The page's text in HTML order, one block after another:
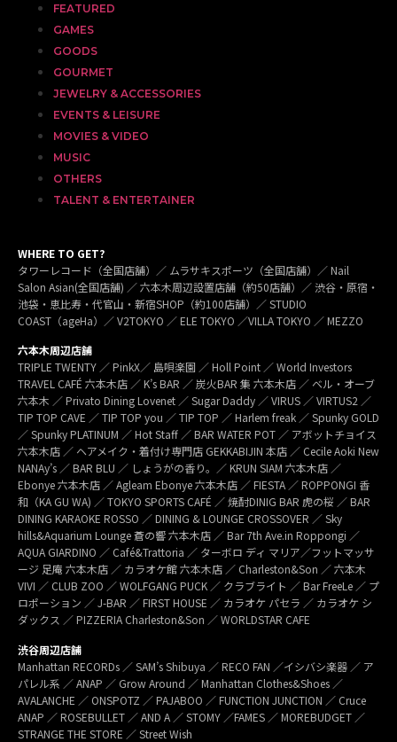
FEATURED
GAMES
GOODS
GOURMET
JEWELRY & ACCESSORIES
EVENTS & LEISURE
MOVIES & VIDEO
MUSIC
OTHERS
TALENT & ENTERTAINER
WHERE TO GET?
タワーレコード（全国店舗）／ ムラサキスポーツ（全国店舗）／ Nail
Salon Asian(全国店舗) ／ 六本木周辺設置店舗（約50店舗）／ 渋谷・原宿・
池袋・恵比寿・代官山・新宿SHOP（約100店舗）／ STUDIO
COAST（ageHa）／ V2TOKYO ／ ELE TOKYO ／VILLA TOKYO ／ MEZZO
六本木周辺店舗
TRIPLE TWENTY ／ PinkX／ 島唄楽園 ／ Holl Point ／ World Investors
TRAVEL CAFÉ 六本木店 ／ K’s BAR ／ 炭火BAR 集 六本木店 ／ ベル・オーブ
六本木 ／ Privato Dining Lovenet ／ Sugar Daddy ／ VIRUS ／ VIRTUS2 ／
TIP TOP CAVE ／ TIP TOP you ／ TIP TOP ／ Harlem freak ／ Spunky GOLD
／ Spunky PLATINUM ／ Hot Staff ／ BAR WATER POT ／ アボットチョイス
六本木店 ／ ヘアメイク・着付け専門店 GEKKABIJIN 本店 ／ Cecile Aoki New
NANAy’s ／ BAR BLU ／ しょうがの香り。／ KRUN SIAM 六本木店 ／
Ebonye 六本木店 ／ Agleam Ebonye 六本木店 ／ FIESTA ／ ROPPONGI 香
和（KA GU WA) ／ TOKYO SPORTS CAFÉ ／ 焼酎DINIG BAR 虎の桜 ／ BAR
DINING KARAOKE ROSSO ／ DINING & LOUNGE CROSSOVER ／ Sky
hills&Aquarium Lounge 蒼の響 六本木店 ／ Bar 7th Ave.in Roppongi ／
AQUA GIARDINO ／ Café&Trattoria ／ ターボロ ディ マリア／フットマッサ
ージ 足庵 六本木店 ／ カラオケ館 六本木店 ／ Charleston&Son ／ 六本木
VIVI ／ CLUB ZOO ／ WOLFGANG PUCK ／ クラブライト ／ Bar FreeLe ／ プ
ロポーション ／ J-BAR ／ FIRST HOUSE ／ カラオケ パセラ ／ カラオケ シ
ダックス ／ PIZZERIA Charleston&Son ／ WORLDSTAR CAFE
渋谷周辺店舗
Manhattan RECORDs ／ SAM’s Shibuya ／ RECO FAN ／イシバシ楽器 ／ ア
パレル系 ／ ANAP ／ Grow Around ／ Manhattan Clothes&Shoes ／
AVALANCHE ／ ONSPOTZ ／ PAJABOO ／ FUNCTION JUNCTION ／ Cruce
ANAP ／ ROSEBULLET ／ AND A ／ STOMY ／FAMES ／ MOREBUDGET ／
STRANGE THE STORE ／ Street Wish